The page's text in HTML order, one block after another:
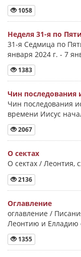
1058
Неделя 31-я по
31-я Седмица по
января 2024 г. - 7
1383
Чин последования
Чин последования
времени Иисус
2067
О сектах
О сектах / Леонтия,
2136
Оглавление
оглавление /
Леонтию и Елладию
1355